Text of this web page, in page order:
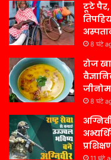
टूटे
8 घंटे
रोज
जीनोम
8 घंटे
11 घंटे